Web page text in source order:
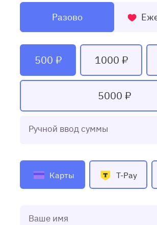
Разово
500 ₽ 1000 ₽
5000 ₽
Ручной ввод суммы
Карты T-Pay
Ваше имя